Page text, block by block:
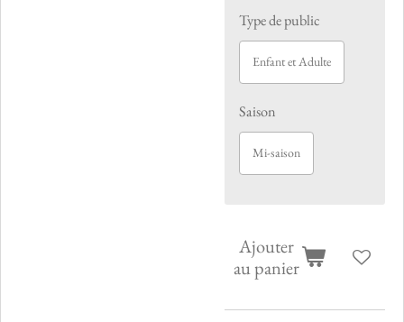
Type de public
Enfant et Adulte
Saison
Mi-saison
Ajouter
au panier